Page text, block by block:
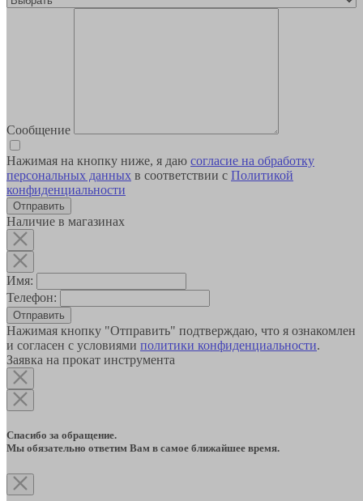
Сообщение
Нажимая на кнопку ниже, я даю согласие на обработку
персональных данных в соответствии с Политикой
конфиденциальности
Наличие в магазинах
Имя:
Телефон:
Отправить
Нажимая кнопку "Отправить" подтверждаю, что я ознакомлен
и согласен с условиями политики конфиденциальности.
Заявка на прокат инструмента
Спасибо за обращение.
Мы обязательно ответим Вам в самое ближайшее время.